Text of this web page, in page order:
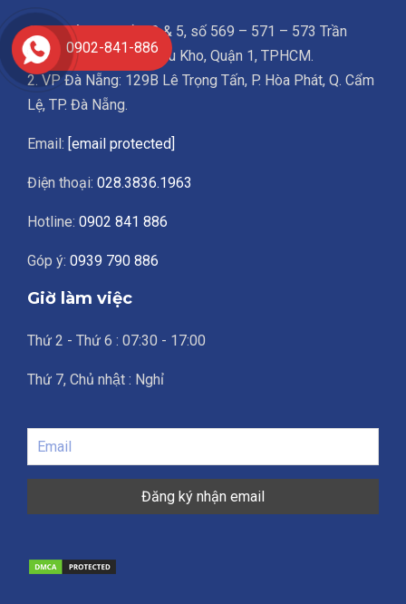
1. Trụ sở chính: Lầu 3 & 5, số 569 – 571 – 573 Trần
Hưng Đạo, Phường Cầu Kho, Quận 1, TPHCM.
2. VP Đà Nẵng: 129B Lê Trọng Tấn, P. Hòa Phát, Q. Cẩm
Lệ, TP. Đà Nẵng.
Email: [email protected]
Điện thoại: 028.3836.1963
Hotline: 0902 841 886
Góp ý: 0939 790 886
Giờ làm việc
Thứ 2 - Thứ 6 : 07:30 - 17:00
Thứ 7, Chủ nhật : Nghỉ
0902-841-886